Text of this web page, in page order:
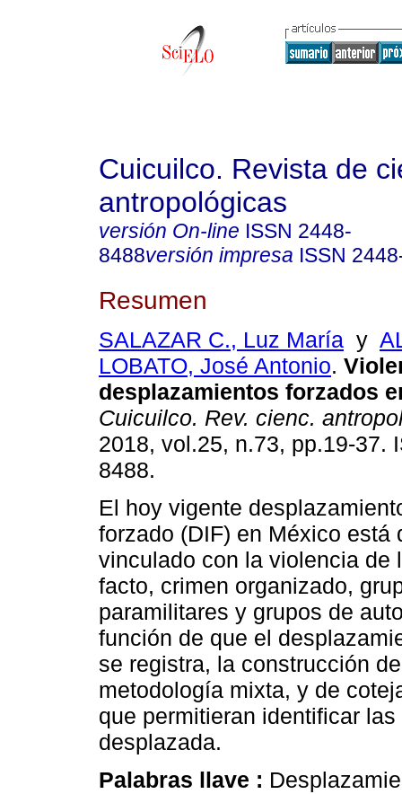
Cuicuilco. Revista de
antropológicas
versión On-line ISSN 2448-
8488versión impresa ISSN
Resumen
SALAZAR C., Luz María y
LOBATO, José Antonio.
desplazamientos forzados
Cuicuilco. Rev. cienc.
2018, vol.25, n.73, pp.19-37.
8488.
El hoy vigente
forzado (DIF) en México está
vinculado con la violencia de
facto, crimen organizado,
paramilitares y grupos de
función de que el
se registra, la construcción
metodología mixta, y de
que permitieran identificar
desplazada.
Palabras llave :